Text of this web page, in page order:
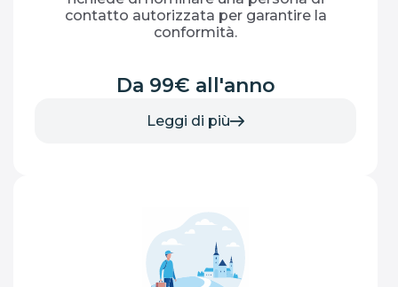
contatto autorizzata per garantire la
conformità.
Da 99€ all'anno
Leggi di più